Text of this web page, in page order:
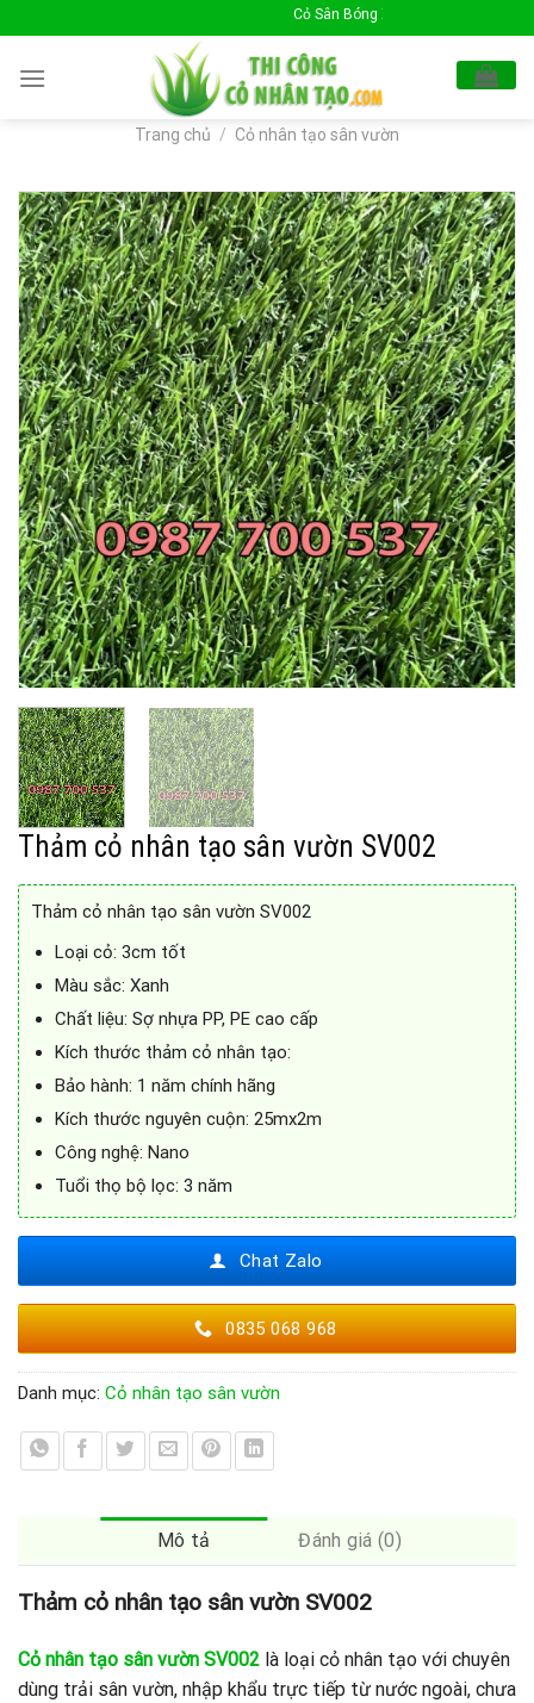
to
content
Cỏ Sân Bóng Xin Chào Quý Khách !
Trang chủ / Cỏ nhân tạo sân vườn
Thảm cỏ nhân tạo sân vườn SV002
Thảm cỏ nhân tạo sân vườn SV002
Loại cỏ: 3cm tốt
Màu sắc: Xanh
Chất liệu: Sợ nhựa PP, PE cao cấp
Kích thước thảm cỏ nhân tạo:
Bảo hành: 1 năm chính hãng
Kích thước nguyên cuộn: 25mx2m
Công nghệ: Nano
Tuổi thọ bộ lọc: 3 năm
Chat Zalo
0835 068 968
Danh mục: Cỏ nhân tạo sân vườn
Mô tả Đánh giá (0)
Thảm cỏ nhân tạo sân vườn SV002
Cỏ nhân tạo sân vườn SV002 là loại cỏ nhân tạo với chuyên
dùng trải sân vườn, nhập khẩu trực tiếp từ nước ngoài, chưa